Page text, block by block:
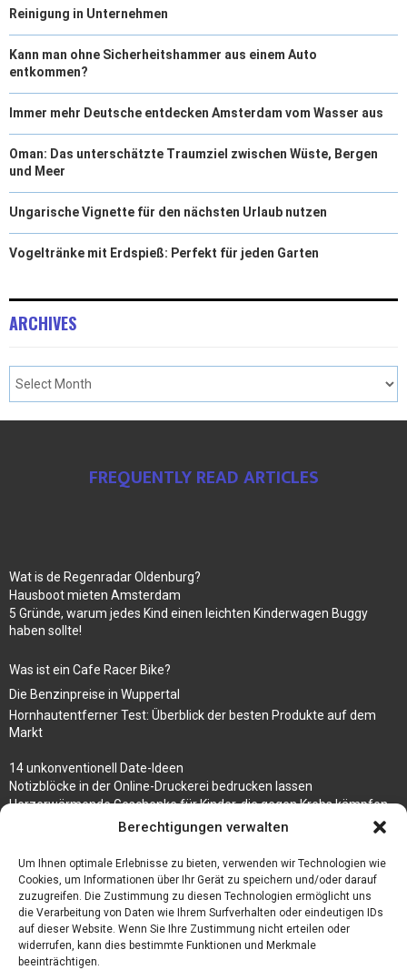
Berechtigungen verwalten
Um Ihnen optimale Erlebnisse zu bieten, verwenden wir Technologien wie
Cookies, um Informationen über Ihr Gerät zu speichern und/oder darauf
zuzugreifen. Die Zustimmung zu diesen Technologien ermöglicht uns
die Verarbeitung von Daten wie Ihrem Surfverhalten oder eindeutigen IDs
auf dieser Website. Wenn Sie Ihre Zustimmung nicht erteilen oder
widerrufen, kann dies bestimmte Funktionen und Merkmale
beeinträchtigen.
Reinigung in Unternehmen
Kann man ohne Sicherheitshammer aus einem Auto
entkommen?
Immer mehr Deutsche entdecken Amsterdam vom Wasser aus
Oman: Das unterschätzte Traumziel zwischen Wüste, Bergen
und Meer
Ungarische Vignette für den nächsten Urlaub nutzen
Vogeltränke mit Erdspieß: Perfekt für jeden Garten
ARCHIVES
FREQUENTLY READ ARTICLES
Wat is de Regenradar Oldenburg?
Hausboot mieten Amsterdam
5 Gründe, warum jedes Kind einen leichten Kinderwagen Buggy
haben sollte!
Was ist ein Cafe Racer Bike?
Die Benzinpreise in Wuppertal
Hornhautentferner Test: Überblick der besten Produkte auf dem
Markt
14 unkonventionell Date-Ideen
Notizblöcke in der Online-Druckerei bedrucken lassen
Herzerwärmende Geschenke für Kinder, die gegen Krebs kämpfen
Wetter Oberhausen 14 Tage – Erklärung und Prognose des Wetters